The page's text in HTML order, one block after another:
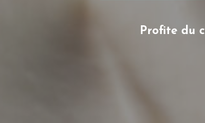
Profite du